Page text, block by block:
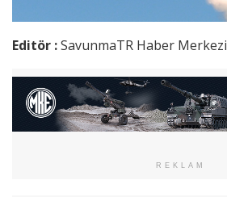
Editör :SavunmaTR Haber Merkezi
REKLAM